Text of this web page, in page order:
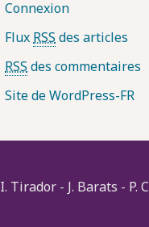
Connexion
Flux RSS des articles
RSS des commentaires
Site de WordPress-FR
I. Tirador - J. Barats - P.